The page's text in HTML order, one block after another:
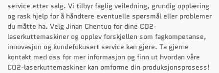
service etter salg. Vi tilbyr faglig veiledning, grundig opplæring
og rask hjelp for å håndtere eventuelle spørsmål eller problemer
du måtte ha. Velg Jinan Chentuo for dine CO2-
laserkuttemaskiner og opplev forskjellen som fagkompetanse,
innovasjon og kundefokusert service kan gjøre. Ta gjerne
kontakt med oss for mer informasjon og finn ut hvordan våre
CO2-laserkuttemaskiner kan omforme din produksjonsprosess!